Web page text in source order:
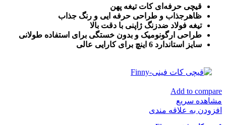
قیچی حرفه‌ای کات تیغه پهن
ظاهرجذاب و طراحی حرفه ایی و رنگ جذاب
تیغه فولاد ضدزنگ ژاپنی با دقت بالا
طراحی ارگونومیک و بدون خستگی برای استفاده طولانی
سایز استاندارد 6 اینچ برای کارایی عالی
Add to compare
مشاهده سریع
افزودن به علاقه مندی